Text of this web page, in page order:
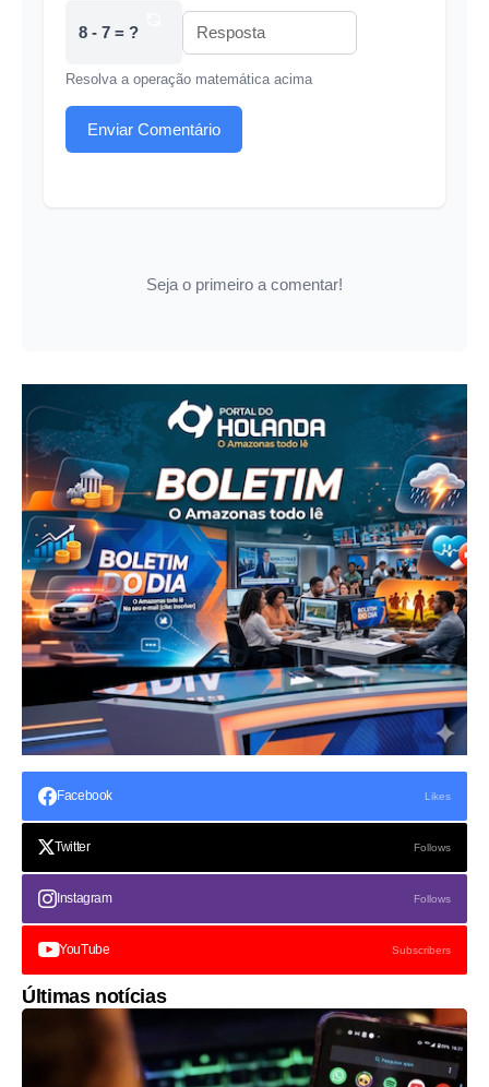
8 - 7 = ?
Resolva a operação matemática acima
Enviar Comentário
Seja o primeiro a comentar!
Facebook Likes
Twitter Follows
Instagram Follows
YouTube Subscribers
Últimas notícias